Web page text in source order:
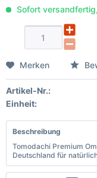
Sofort
Merken
Artikel-Nr.:
Einheit:
Beschreibung
Tomodachi Premium
Deutschland für